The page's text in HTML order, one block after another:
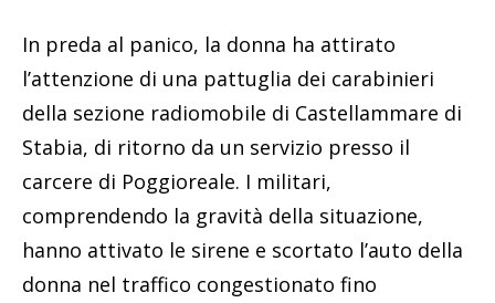
In preda al panico, la donna ha attirato
l’attenzione di una pattuglia dei carabinieri
della sezione radiomobile di Castellammare di
Stabia, di ritorno da un servizio presso il
carcere di Poggioreale. I militari,
comprendendo la gravità della situazione,
hanno attivato le sirene e scortato l’auto della
donna nel traffico congestionato fino